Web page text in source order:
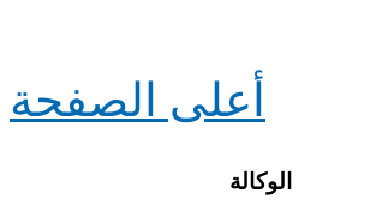
أعلى الصفحة
الوكالة